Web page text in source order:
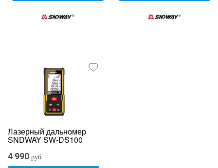
Лазерный дальномер
SNDWAY SW-DS100
4 990 руб.